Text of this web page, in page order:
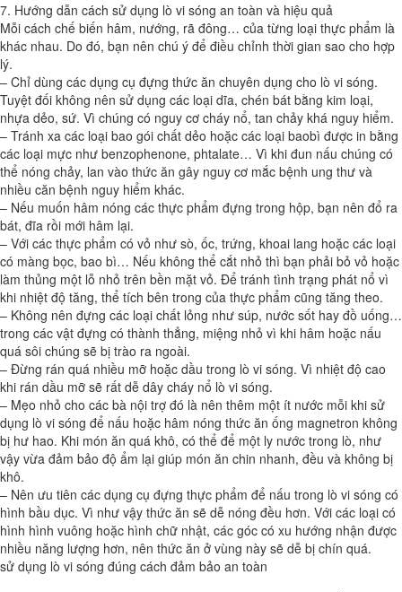
7. Hướng dẫn cách sử dụng lò vi sóng an toàn và hiệu quả
Mỗi cách chế biến hâm, nướng, rã đông… của từng loại thực phẩm là
khác nhau. Do đó, bạn nên chú ý để điều chỉnh thời gian sao cho hợp
lý.
– Chỉ dùng các dụng cụ đựng thức ăn chuyên dụng cho lò vi sóng.
Tuyệt đối không nên sử dụng các loại dĩa, chén bát bằng kim loại,
nhựa dẻo, sứ. Vì chúng có nguy cơ cháy nổ, tan chảy khá nguy hiểm.
– Tránh xa các loại bao gói chất dẻo hoặc các loại baobì được in bằng
các loại mực như benzophenone, phtalate… Vì khi đun nấu chúng có
thể nóng chảy, lan vào thức ăn gây nguy cơ mắc bệnh ung thư và
nhiều căn bệnh nguy hiểm khác.
– Nếu muốn hâm nóng các thực phẩm đựng trong hộp, bạn nên đổ ra
bát, đĩa rồi mới hâm lại.
– Với các thực phẩm có vỏ như sò, ốc, trứng, khoai lang hoặc các loại
có màng bọc, bao bì… Nếu không thể cắt nhỏ thì bạn phải bỏ vỏ hoặc
làm thủng một lỗ nhỏ trên bền mặt vỏ. Để tránh tình trạng phát nổ vì
khi nhiệt độ tăng, thể tích bên trong của thực phẩm cũng tăng theo.
– Không nên đựng các loại chất lỏng như súp, nước sốt hay đồ uống…
trong các vật đựng có thành thẳng, miệng nhỏ vì khi hâm hoặc nấu
quá sôi chúng sẽ bị trào ra ngoài.
– Đừng rán quá nhiều mỡ hoặc dầu trong lò vi sóng. Vì nhiệt độ cao
khi rán dầu mỡ sẽ rất dễ dây cháy nổ lò vi sóng.
– Mẹo nhỏ cho các bà nội trợ đó là nên thêm một ít nước mỗi khi sử
dụng lò vi sóng để nấu hoặc hâm nóng thức ăn ống magnetron không
bị hư hao. Khi món ăn quá khô, có thể để một ly nước trong lò, như
vậy vừa đảm bảo độ ẩm lại giúp món ăn chin nhanh, đều và không bị
khô.
– Nên ưu tiên các dụng cụ đựng thực phẩm để nấu trong lò vi sóng có
hình bầu dục. Vì như vậy thức ăn sẽ dễ nóng đều hơn. Với các loại có
hình hình vuông hoặc hình chữ nhật, các góc có xu hướng nhận được
nhiều năng lượng hơn, nên thức ăn ở vùng này sẽ dễ bị chín quá.
sử dụng lò vi sóng đúng cách đảm bảo an toàn